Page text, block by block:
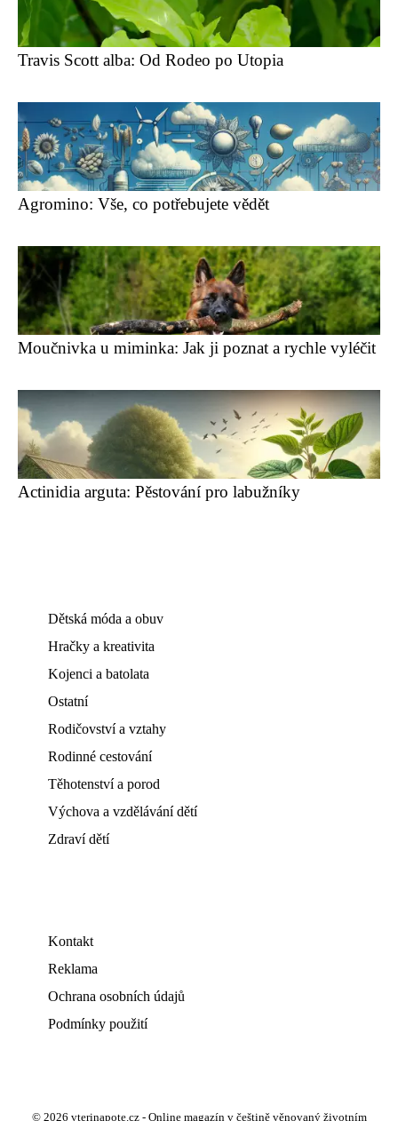
Travis Scott alba: Od Rodeo po Utopia
Agromino: Vše, co potřebujete vědět
Moučnivka u miminka: Jak ji poznat a rychle vyléčit
Actinidia arguta: Pěstování pro labužníky
Dětská móda a obuv
Hračky a kreativita
Kojenci a batolata
Ostatní
Rodičovství a vztahy
Rodinné cestování
Těhotenství a porod
Výchova a vzdělávání dětí
Zdraví dětí
Kontakt
Reklama
Ochrana osobních údajů
Podmínky použití
© 2026 vterinapote.cz - Online magazín v češtině věnovaný životním